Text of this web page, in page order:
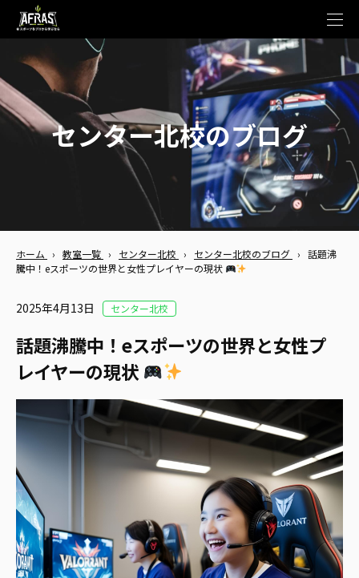
t
e
n
a
v
i
g
a
t
n
センター北校のブログ
ホーム › 教室一覧 › センター北校 › センター北校のブログ › 話題沸
騰中！eスポーツの世界と女性プレイヤーの現状
2025年4月13日 センター北校
話題沸騰中！eスポーツの世界と女性プ
レイヤーの現状